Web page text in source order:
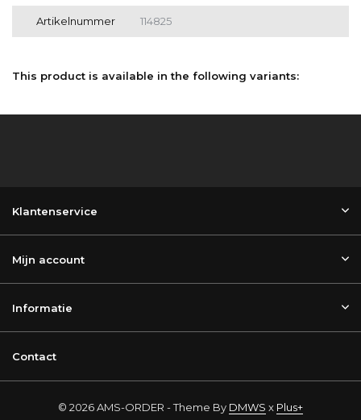
Artikelnummer 114825
This product is available in the following variants:
Klantenservice
Mijn account
Informatie
Contact
© 2026 AMS-ORDER - Theme By DMWS x Plus+